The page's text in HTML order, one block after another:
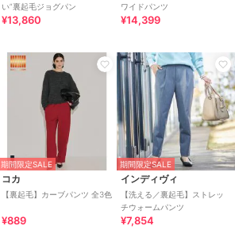
い”裏起毛ジョグパン
¥13,860
ワイドパンツ
¥14,399
期間限定SALE
コカ
【裏起毛】カーブパンツ 全3色
¥889
期間限定SALE
インディヴィ
【洗える／裏起毛】ストレッ
チウォームパンツ
¥7,854